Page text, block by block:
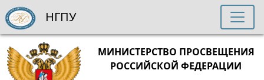
МИНИСТЕРСТВО ПРОСВЕЩЕНИЯ
РОССИЙСКОЙ ФЕДЕРАЦИИ
НГПУ